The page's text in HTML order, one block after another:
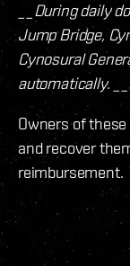
__During daily
Jump Bridge,
Cynosural
automatically. __
Owners of
and recover
reimbursement.